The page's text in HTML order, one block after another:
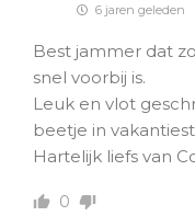
6 jaren geleden
Best jammer dat
snel voorbij is.
Leuk en vlot
beetje in
Hartelijk liefs van
0